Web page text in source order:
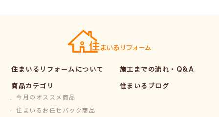
住まいるリフォームについて
商品カテゴリ
今月のオススメ商品
住まいるお任せパック商品
施工までの流れ・Q&A
住まいるブログ